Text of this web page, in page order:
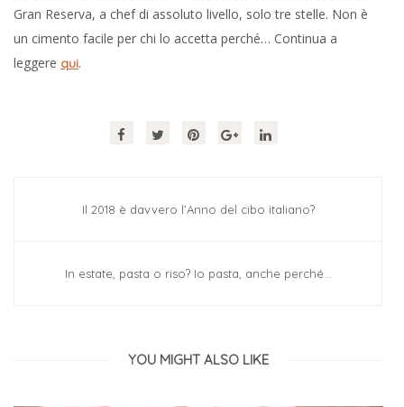
Gran Reserva, a chef di assoluto livello, solo tre stelle. Non è
un cimento facile per chi lo accetta perché… Continua a
leggere qui.
Il 2018 è davvero l’Anno del cibo italiano?
In estate, pasta o riso? Io pasta, anche perché…
YOU MIGHT ALSO LIKE